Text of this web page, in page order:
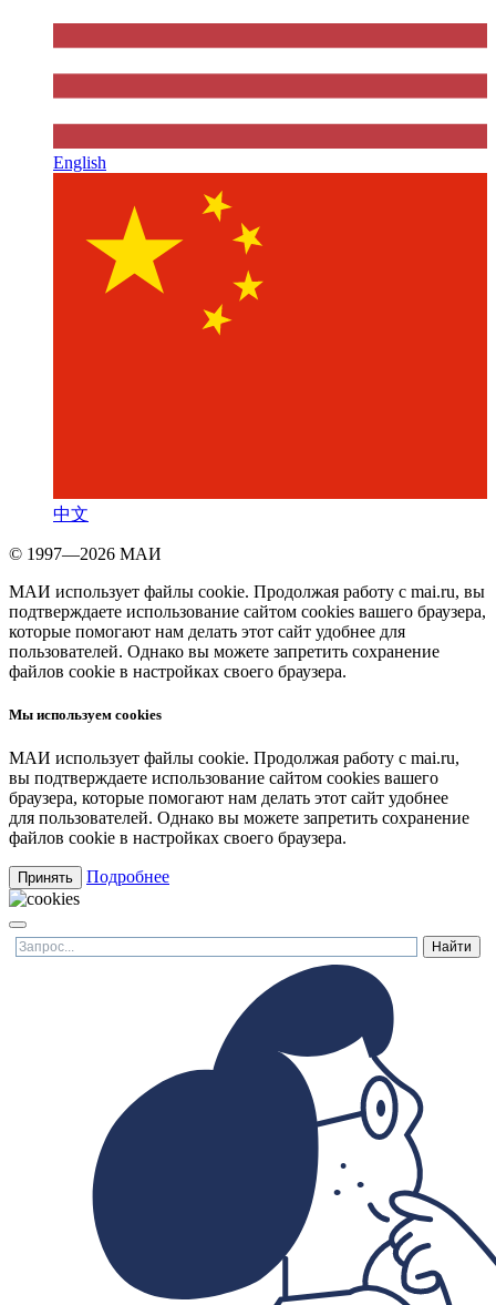
English
中文
© 1997—2026 МАИ
МАИ использует файлы cookie. Продолжая работу с mai.ru, вы
подтверждаете использование сайтом cookies вашего браузера,
которые помогают нам делать этот сайт удобнее для
пользователей. Однако вы можете запретить сохранение
файлов cookie в настройках своего браузера.
Мы используем cookies
МАИ использует файлы cookie. Продолжая работу с mai.ru,
вы подтверждаете использование сайтом cookies вашего
браузера, которые помогают нам делать этот сайт удобнее
для пользователей. Однако вы можете запретить сохранение
файлов cookie в настройках своего браузера.
Принять Подробнее